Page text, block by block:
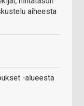
aiheesta
-alueesta